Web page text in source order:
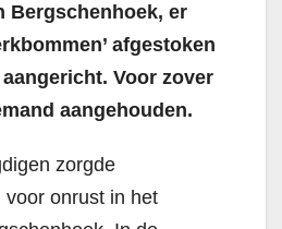
Bergschenhoek, er
afgestoken
Voor zover
aangehouden.
zorgde
onrust in het